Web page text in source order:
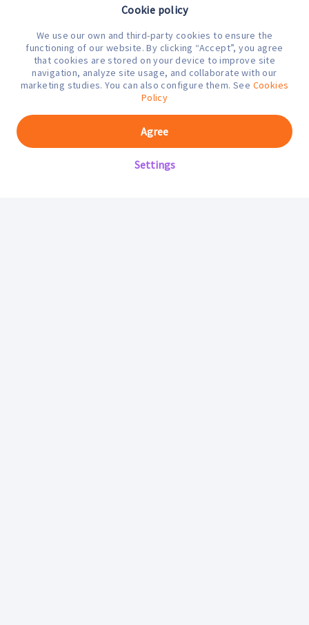
¿En qué podemos ayudarte hoy?
Cookie policy
We use our own and third-party cookies to ensure the
functioning of our website. By clicking “Accept”, you agree
that cookies are stored on your device to improve site
navigation, analyze site usage, and collaborate with our
marketing studies. You can also configure them. See Cookies
Policy
Settings
Agree